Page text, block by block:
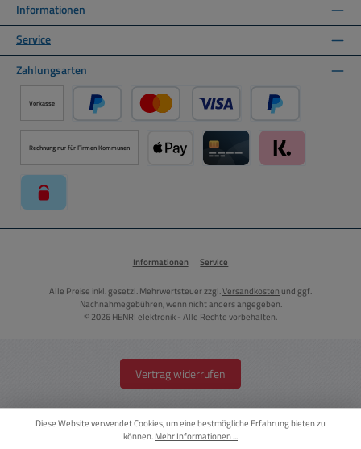
Informationen
Service
Zahlungsarten
Vorkasse
PayPal Kredit- oder Debitkarte über PayPal
Später Bezahlen
Rechnung nur für Firmen Kommunen
Informationen Service
Alle Preise inkl. gesetzl. Mehrwertsteuer zzgl.Versandkosten und ggf.
Nachnahmegebühren, wenn nicht anders angegeben.
© 2026 HENRI elektronik - Alle Rechte vorbehalten.
Vertrag widerrufen
Diese Website verwendet Cookies, um eine bestmögliche Erfahrung bieten zu
können.Mehr Informationen ...